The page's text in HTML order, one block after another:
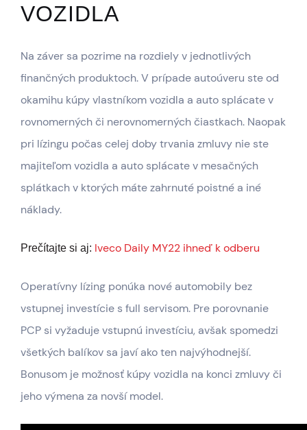
VOZIDLA
Na záver sa pozrime na rozdiely v jednotlivých
finančných produktoch. V prípade autoúveru ste od
okamihu kúpy vlastníkom vozidla a auto splácate v
rovnomerných či nerovnomerných čiastkach. Naopak
pri lízingu počas celej doby trvania zmluvy nie ste
majiteľom vozidla a auto splácate v mesačných
splátkach v ktorých máte zahrnuté poistné a iné
náklady.
Prečítajte si aj: Iveco Daily MY22 ihneď k odberu
Operatívny lízing ponúka nové automobily bez
vstupnej investície s full servisom. Pre porovnanie
PCP si vyžaduje vstupnú investíciu, avšak spomedzi
všetkých balíkov sa javí ako ten najvýhodnejší.
Bonusom je možnosť kúpy vozidla na konci zmluvy či
jeho výmena za novší model.